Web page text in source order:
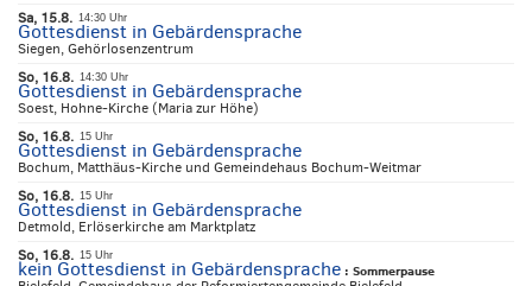
Sa, 15.8. 14:30 Uhr
Gottesdienst in Gebärdensprache
Siegen, Gehörlosenzentrum
So, 16.8. 14:30 Uhr
Gottesdienst in Gebärdensprache
Soest, Hohne-Kirche (Maria zur Höhe)
So, 16.8. 15 Uhr
Gottesdienst in Gebärdensprache
Bochum, Matthäus-Kirche und Gemeindehaus Bochum-Weitmar
So, 16.8. 15 Uhr
Gottesdienst in Gebärdensprache
Detmold, Erlöserkirche am Marktplatz
So, 16.8. 15 Uhr
kein Gottesdienst in Gebärdensprache : Sommerpause